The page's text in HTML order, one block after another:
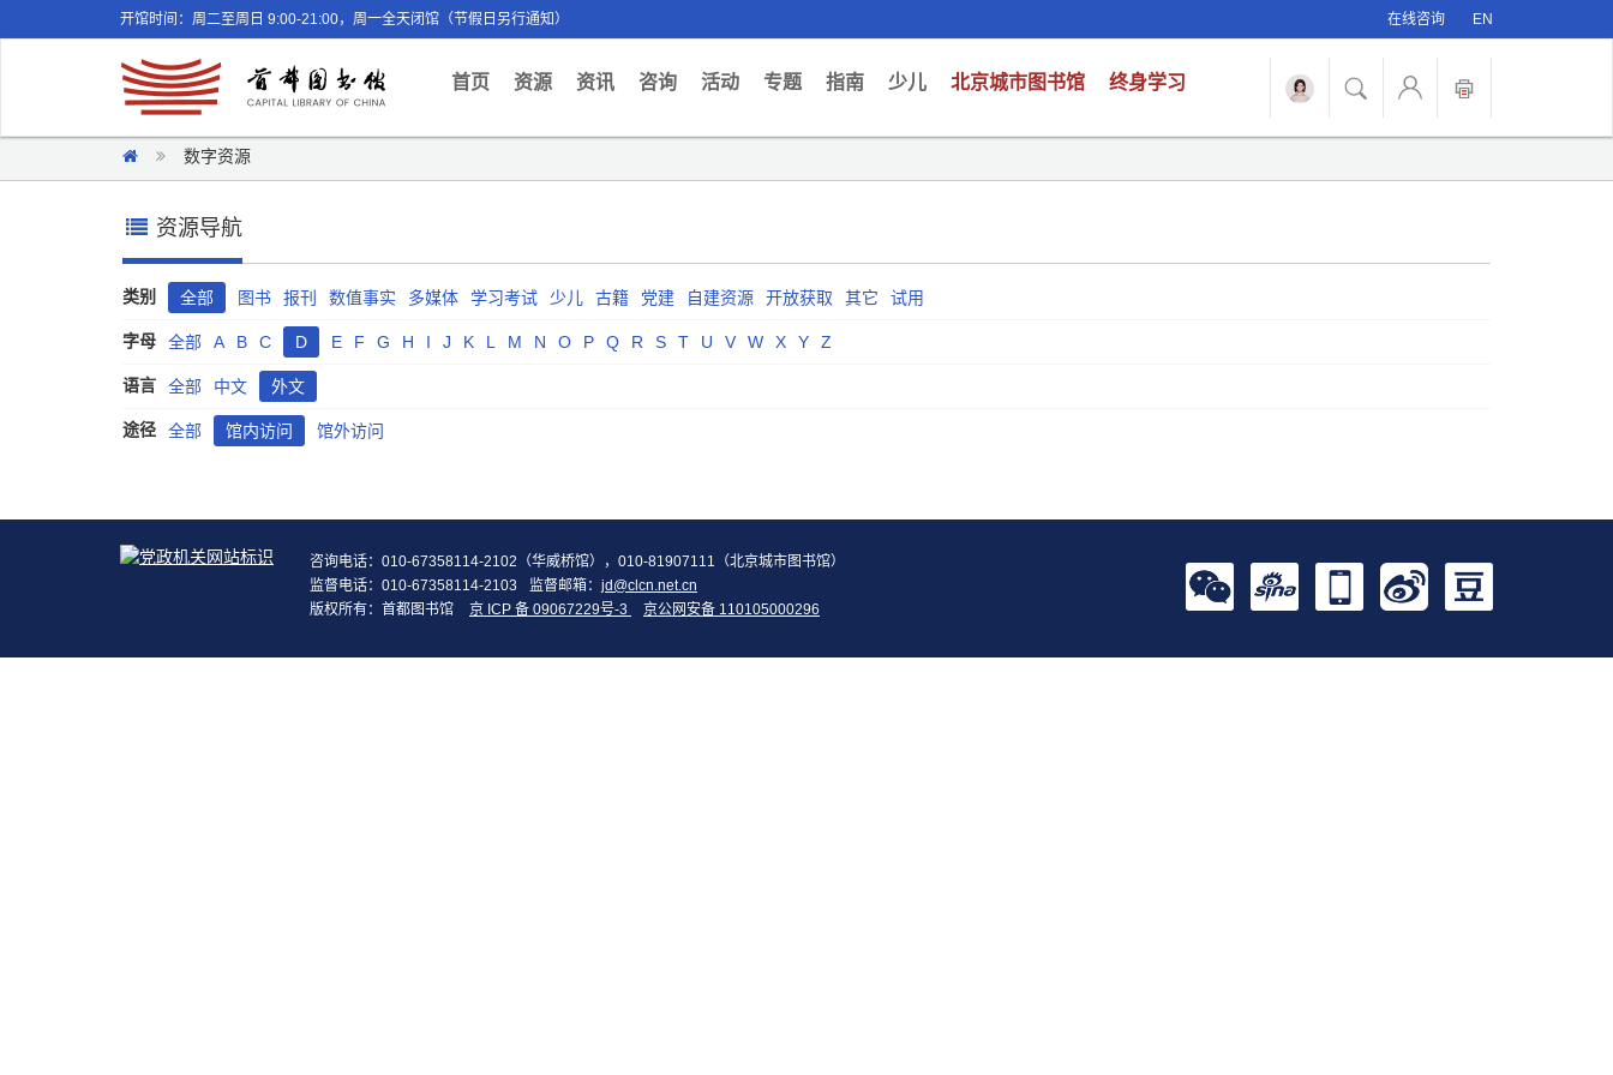
开馆时间：周二至周日 9:00-21:00，周一全天闭馆（节假日另行通知） 在线咨询 EN
首页(current)
资源 资讯 咨询 活动 专题 指南 少儿 北京城市图书馆 终身学习
数字资源
资源导航
类别 全部 图书 报刊 数值事实 多媒体 学习考试 少儿 古籍 党建 自建资源 开放获取 其它 试用
字母 全部 A B C D E F G H I J K L M N O P Q R S T U V W X Y Z
语言 全部 中文 外文
途径 全部 馆内访问 馆外访问
咨询电话：010-67358114-2102（华威桥馆），010-81907111（北京城市图书馆）
监督电话：010-67358114-2103
监督邮箱： jd@clcn.net.cn
版权所有：首都图书馆
京 ICP 备 09067229号-3 京公网安备 110105000296